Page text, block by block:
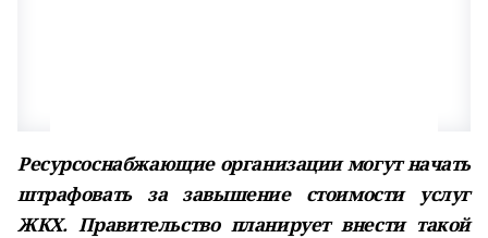
Ресурсоснабжающие организации могут начать
штрафовать за завышение стоимости услуг
ЖКХ. Правительство планирует внести такой